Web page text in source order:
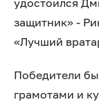
удостоился
защитник» -
«Лучший
Победители
грамотами и